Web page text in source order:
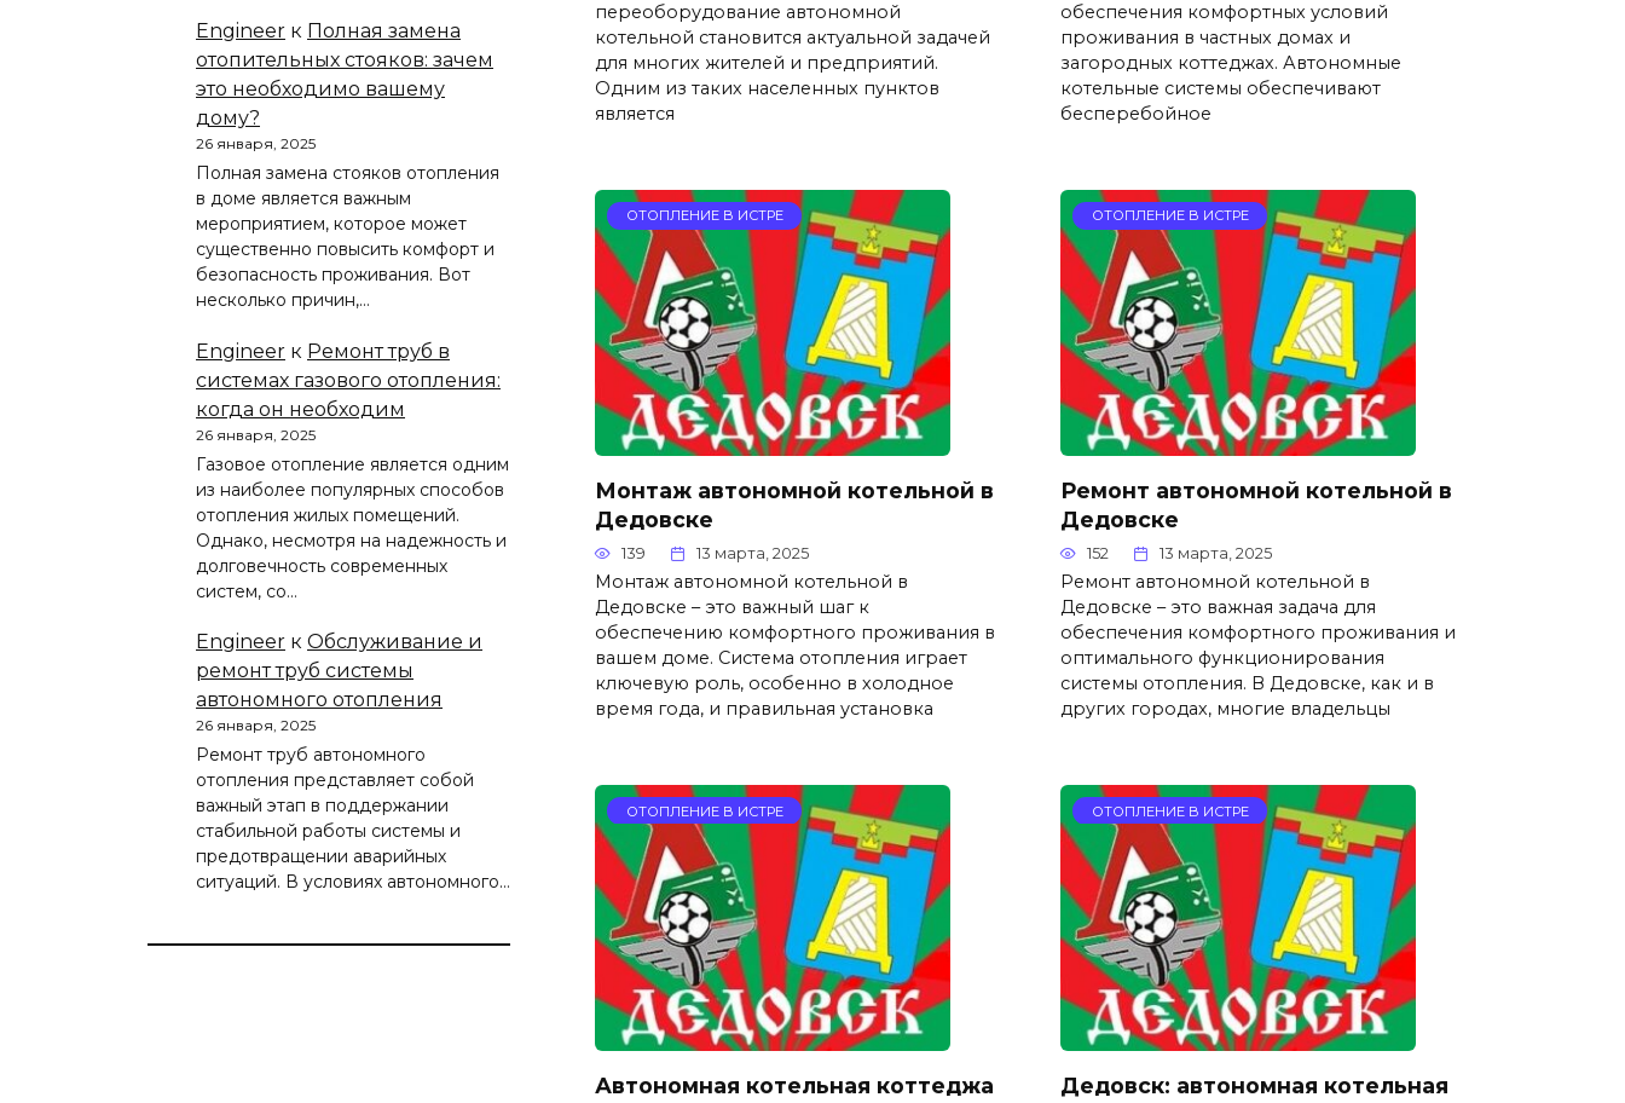
переоборудование автономной
котельной становится актуальной задачей
для многих жителей и предприятий.
Одним из таких населенных пунктов
является
обеспечения комфортных условий
проживания в частных домах и
загородных коттеджах. Автономные
котельные системы обеспечивают
бесперебойное
ОТОПЛЕНИЕ В ИСТРЕ
Монтаж автономной котельной в
Дедовске
139 13 марта, 2025
Монтаж автономной котельной в
Дедовске – это важный шаг к
обеспечению комфортного проживания в
вашем доме. Система отопления играет
ключевую роль, особенно в холодное
время года, и правильная установка
ОТОПЛЕНИЕ В ИСТРЕ
Ремонт автономной котельной в
Дедовске
152 13 марта, 2025
Ремонт автономной котельной в
Дедовске – это важная задача для
обеспечения комфортного проживания и
оптимального функционирования
системы отопления. В Дедовске, как и в
других городах, многие владельцы
ОТОПЛЕНИЕ В ИСТРЕ
Автономная котельная коттеджа
ОТОПЛЕНИЕ В ИСТРЕ
Дедовск: автономная котельная
Engineer к Полная замена
отопительных стояков: зачем
это необходимо вашему
дому?
26 января, 2025
Полная замена стояков отопления
в доме является важным
мероприятием, которое может
существенно повысить комфорт и
безопасность проживания. Вот
несколько причин,…
Engineer к Ремонт труб в
системах газового отопления:
когда он необходим
26 января, 2025
Газовое отопление является одним
из наиболее популярных способов
отопления жилых помещений.
Однако, несмотря на надежность и
долговечность современных
систем, со…
Engineer к Обслуживание и
ремонт труб системы
автономного отопления
26 января, 2025
Ремонт труб автономного
отопления представляет собой
важный этап в поддержании
стабильной работы системы и
предотвращении аварийных
ситуаций. В условиях автономного…